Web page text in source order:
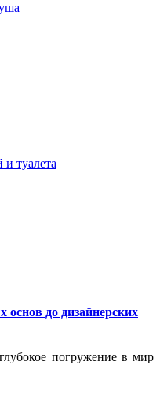
туалета
до дизайнерских
погружение в мир